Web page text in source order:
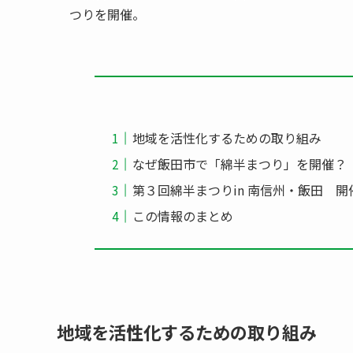
つりを開催。
地域を活性化するための取り組み
なぜ飯田市で「綿半まつり」を開催？
第３回綿半まつりin 南信州・飯田 開
この情報のまとめ
地域を活性化するための取り組み